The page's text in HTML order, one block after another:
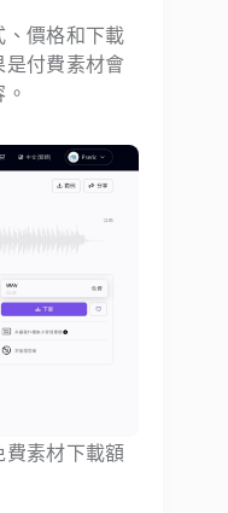
、價格和下載
是付費素材會
費素材下載額